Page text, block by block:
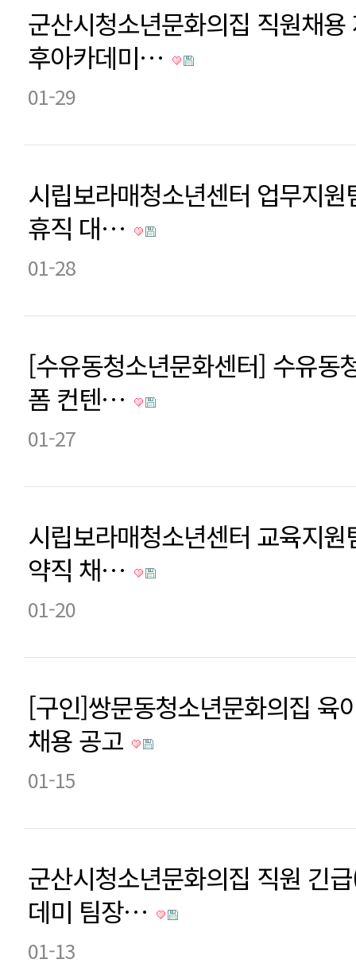
군산시청소년문화의집 직원채
후아카데미…
01-29
시립보라매청소년센터 업무지
휴직 대…
01-28
[수유동청소년문화센터] 수유동
폼 컨텐…
01-27
시립보라매청소년센터 교육지
약직 채…
01-20
[구인]쌍문동청소년문화의집 육
채용 공고
01-15
군산시청소년문화의집 직원 긴
데미 팀장…
01-13